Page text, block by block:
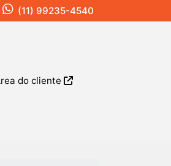
(11) 99235-4540
do cliente